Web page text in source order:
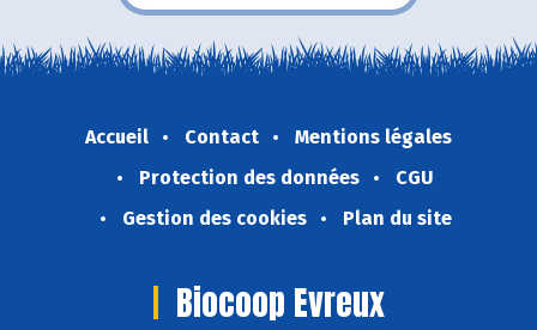
Accueil Contact
Mentions légales
Protection des données
CGU
Gestion des cookies
Plan du site
Biocoop Evreux